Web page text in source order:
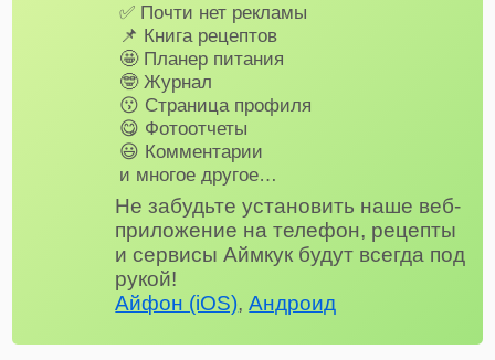
✅ Почти нет рекламы
📌 Книга рецептов
🤩 Планер питания
🤓 Журнал
😗 Страница профиля
😋 Фотоотчеты
😃 Комментарии
и многое другое…
Не забудьте установить наше веб-
приложение на телефон, рецепты
и сервисы Аймкук будут всегда под
рукой!
Айфон (iOS),Андроид